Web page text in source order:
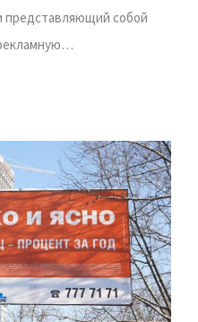
представляющий собой